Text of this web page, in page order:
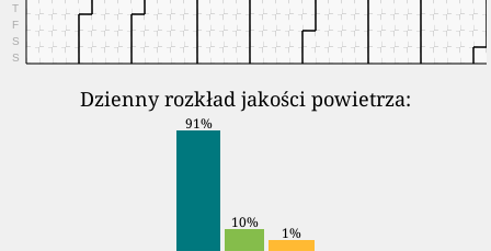
T
F
S
S
Dzienny rozkład jakości powietrza:
91%
10%
1%